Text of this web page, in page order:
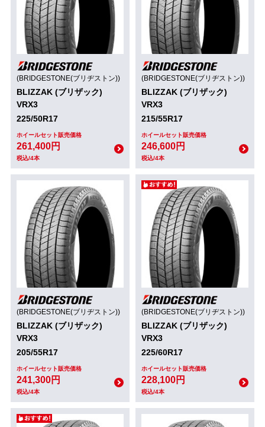
(BRIDGESTONE(ブリヂストン))
BLIZZAK (ブリザック)
VRX3
225/50R17
ホイールセット販売価格
261,400円
税込/4本
(BRIDGESTONE(ブリヂストン))
BLIZZAK (ブリザック)
VRX3
215/55R17
ホイールセット販売価格
246,600円
税込/4本
(BRIDGESTONE(ブリヂストン))
BLIZZAK (ブリザック)
VRX3
205/55R17
ホイールセット販売価格
241,300円
税込/4本
(BRIDGESTONE(ブリヂストン))
BLIZZAK (ブリザック)
VRX3
225/60R17
ホイールセット販売価格
228,100円
税込/4本